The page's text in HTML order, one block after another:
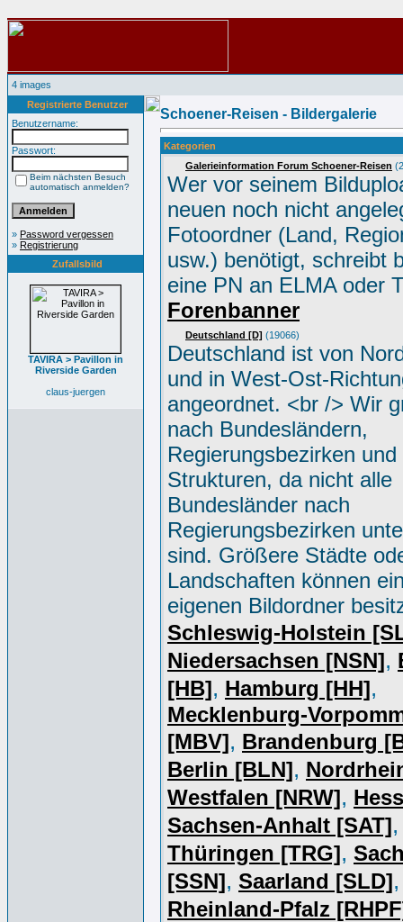
4 images
Registrierte Benutzer
Benutzername:
Passwort:
Beim nächsten Besuch
automatisch anmelden?
» Password vergessen
» Registrierung
Zufallsbild
TAVIRA > Pavillon in
Riverside Garden
claus-juergen
Schoener-Reisen - Bildergalerie
Kategorien
Galerieinformation Forum Schoener-Reisen
Wer vor seinem
neuen noch nicht
Fotoordner (Land,
usw.) benötigt, schreibt
eine PN an ELMA oder
Forenbanner
Deutschland [D] (19066)
Deutschland ist von
und in West-Ost-
angeordnet. <br /> Wir
nach Bundesländern,
Regierungsbezirken
Strukturen, da nicht alle
Bundesländer nach
Regierungsbezirken
sind. Größere Städte
Landschaften können
eigenen Bildordner
Schleswig-Holstein
Niedersachsen [NSN],
[HB], Hamburg [HH],
Mecklenburg-
[MBV], Brandenburg
Berlin [BLN],
Westfalen [NRW],
Sachsen-Anhalt [SAT],
Thüringen [TRG],
[SSN], Saarland [SLD],
Rheinland-Pfalz